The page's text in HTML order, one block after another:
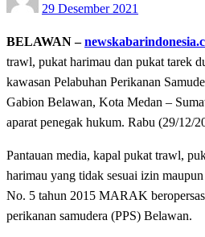
on
29 Desember 2021
BELAWAN –
trawl, pukat harimau dan pukat tarek
kawasan Pelabuhan Perikanan
Gabion Belawan, Kota Medan –
aparat penegak hukum. Rabu (29/12/
Pantauan media, kapal pukat trawl,
harimau yang tidak sesuai izin
No. 5 tahun 2015 MARAK
perikanan samudera (PPS) Belawan.